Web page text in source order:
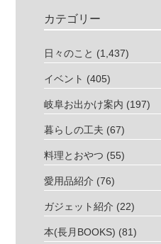
カテゴリー
日々のこと (1,437)
イベント (405)
岐阜お出かけ案内 (197)
暮らしの工夫 (67)
料理とおやつ (55)
愛用品紹介 (76)
ガジェット紹介 (22)
本(長月BOOKS) (81)